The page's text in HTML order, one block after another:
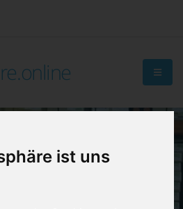
ist uns